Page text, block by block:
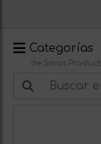
Categorías
de Smas